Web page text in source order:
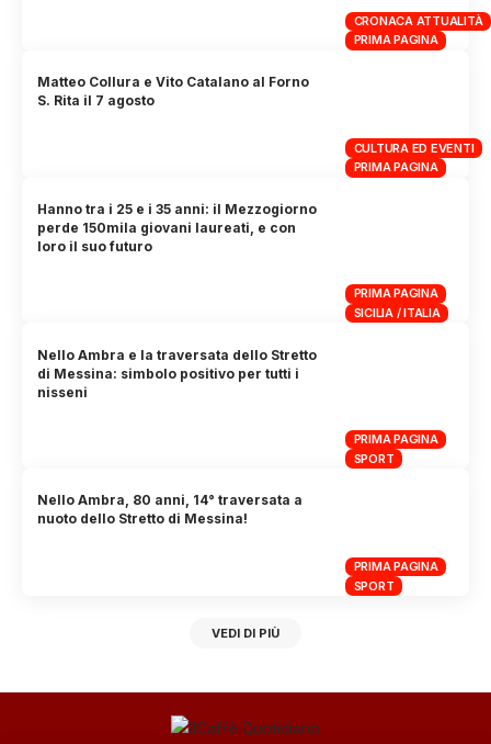
CRONACA ATTUALITÀ
PRIMA PAGINA
CULTURA ED EVENTI
PRIMA PAGINA
Matteo Collura e Vito Catalano al Forno
S. Rita il 7 agosto
PRIMA PAGINA
SICILIA / ITALIA
Hanno tra i 25 e i 35 anni: il Mezzogiorno
perde 150mila giovani laureati, e con
loro il suo futuro
PRIMA PAGINA
SPORT
Nello Ambra e la traversata dello Stretto
di Messina: simbolo positivo per tutti i
nisseni
PRIMA PAGINA
SPORT
Nello Ambra, 80 anni, 14° traversata a
nuoto dello Stretto di Messina!
VEDI DI PIÙ